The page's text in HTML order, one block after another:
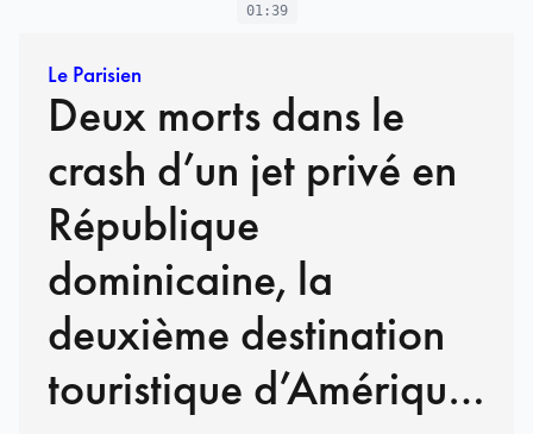
01:39
Le Parisien
Deux morts dans le
crash d’un jet privé en
République
dominicaine, la
deuxième destination
touristique d’Amérique